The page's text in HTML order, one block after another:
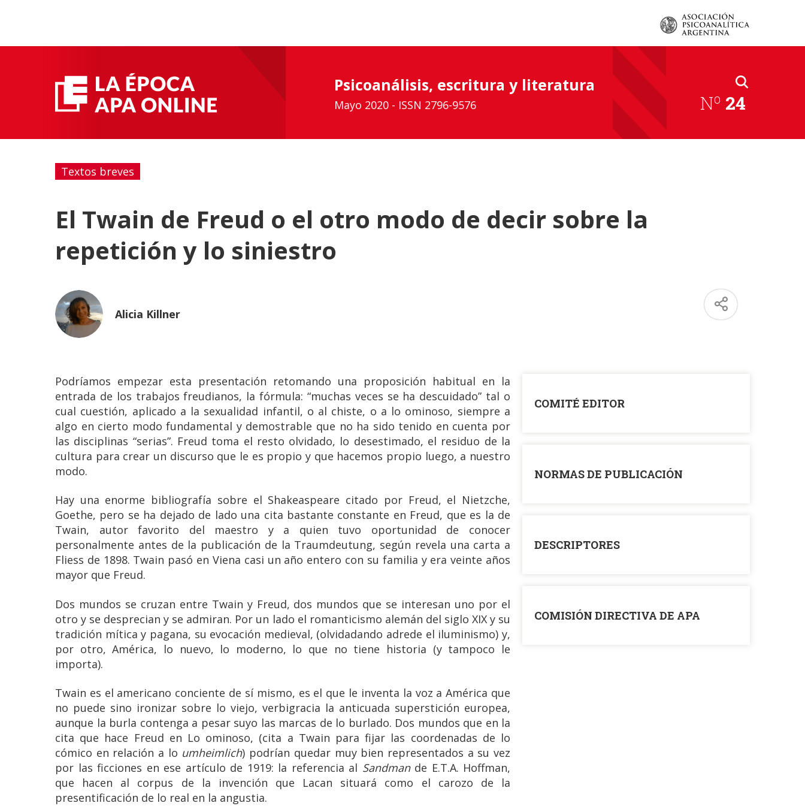
Nº 24
Psicoanálisis, escritura y literatura
Mayo 2020 - ISSN 2796-9576
Textos breves
El Twain de Freud o el otro modo de decir sobre la
repetición y lo siniestro
Alicia Killner
Podríamos empezar esta presentación retomando una proposición habitual en la
entrada de los trabajos freudianos, la fórmula: “muchas veces se ha descuidado” tal o
cual cuestión, aplicado a la sexualidad infantil, o al chiste, o a lo ominoso, siempre a
algo en cierto modo fundamental y demostrable que no ha sido tenido en cuenta por
las disciplinas “serias”. Freud toma el resto olvidado, lo desestimado, el residuo de la
cultura para crear un discurso que le es propio y que hacemos propio luego, a nuestro
modo.
Hay una enorme bibliografía sobre el Shakeaspeare citado por Freud, el Nietzche,
Goethe, pero se ha dejado de lado una cita bastante constante en Freud, que es la de
Twain, autor favorito del maestro y a quien tuvo oportunidad de conocer
personalmente antes de la publicación de la Traumdeutung, según revela una carta a
Fliess de 1898. Twain pasó en Viena casi un año entero con su familia y era veinte años
mayor que Freud.
Dos mundos se cruzan entre Twain y Freud, dos mundos que se interesan uno por el
otro y se desprecian y se admiran. Por un lado el romanticismo alemán del siglo XIX y su
tradición mítica y pagana, su evocación medieval, (olvidadando adrede el iluminismo) y,
por otro, América, lo nuevo, lo moderno, lo que no tiene historia (y tampoco le
importa).
Twain es el americano conciente de sí mismo, es el que le inventa la voz a América que
no puede sino ironizar sobre lo viejo, verbigracia la anticuada superstición europea,
aunque la burla contenga a pesar suyo las marcas de lo burlado. Dos mundos que en la
cita que hace Freud en Lo ominoso, (cita a Twain para fijar las coordenadas de lo
cómico en relación a lo umheimlich) podrían quedar muy bien representados a su vez
por las ficciones en ese artículo de 1919: la referencia al Sandmande E.T.A. Hoffman,
que hacen al corpus de la invención que Lacan situará como el carozo de la
presentificación de lo real en la angustia.
COMITÉ EDITOR
NORMAS DE PUBLICACIÓN
DESCRIPTORES
COMISIÓN DIRECTIVA DE APA